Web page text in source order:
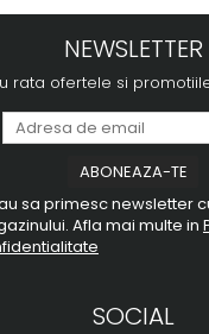
NEWSLETTER
rata ofertele si
sa primesc newsletter
Afla mai multe in
SOCIAL